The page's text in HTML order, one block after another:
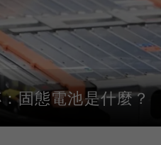
固態電池是什麼？